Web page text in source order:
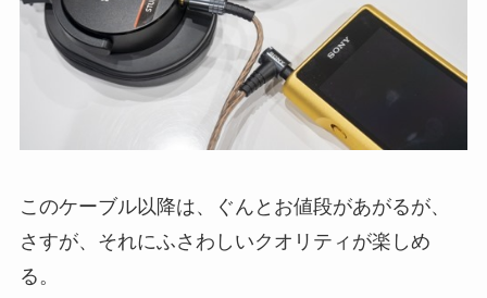
このケーブル以降は、ぐんとお値段があがるが、
さすが、それにふさわしいクオリティが楽しめ
る。